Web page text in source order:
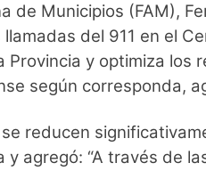
Municipios (FAM),
del 911 en el
y optimiza
según corresponda,
reducen
y agregó: “A través